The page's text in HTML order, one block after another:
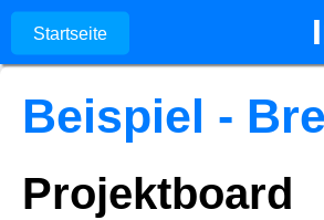
Startseite
Beispiel -
Projektboard